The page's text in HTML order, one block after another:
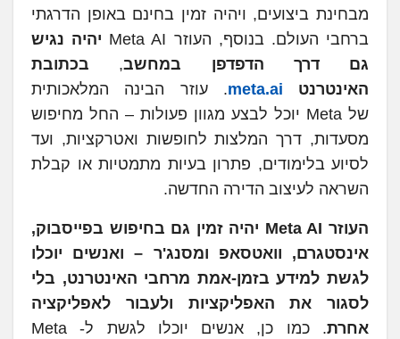
מבחינת ביצועים, ויהיה זמין בחינם באופן הדרגתי
ברחבי העולם. בנוסף, העוזר Meta AI
יהיה נגיש
גם דרך הדפדפן במחשב, בכתובת
האינטרנט meta.ai. עוזר הבינה המלאכותית
של Meta יוכל לבצע מגוון פעולות – החל מחיפוש
מסעדות, דרך המלצות לחופשות ואטרקציות, ועד
לסיוע בלימודים, פתרון בעיות מתמטיות או קבלת
השראה לעיצוב הדירה החדשה.
העוזר Meta AI יהיה זמין גם בחיפוש בפייסבוק,
אינסטגרם, וואטסאפ ומסנג'ר – ואנשים יוכלו
לגשת למידע בזמן-אמת מרחבי האינטרנט, בלי
לסגור את האפליקציות ולעבור לאפליקציה
אחרת
. כמו כן, אנשים יוכלו לגשת ל- Meta